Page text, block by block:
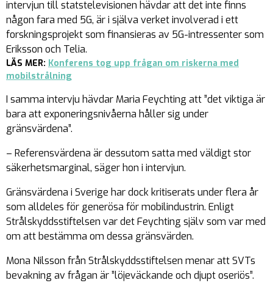
intervjun till statstelevisionen hävdar att det inte finns
någon fara med 5G, är i själva verket involverad i ett
forskningsprojekt som finansieras av 5G-intressenter som
Eriksson och Telia.
LÄS MER: Konferens tog upp frågan om riskerna med
mobilstrålning
I samma intervju hävdar Maria Feychting att ”det viktiga är
bara att exponeringsnivåerna håller sig under
gränsvärdena”.
– Referensvärdena är dessutom satta med väldigt stor
säkerhetsmarginal, säger hon i intervjun.
Gränsvärdena i Sverige har dock kritiserats under flera år
som alldeles för generösa för mobilindustrin. Enligt
Strålskyddsstiftelsen var det Feychting själv som var med
om att bestämma om dessa gränsvärden.
Mona Nilsson från Strålskyddsstiftelsen menar att SVTs
bevakning av frågan är ”löjeväckande och djupt oseriös”.